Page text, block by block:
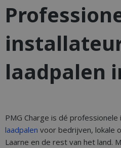
laadpalen
PMG Charge is dé professionele
laadpalen voor bedrijven, lokale
Laarne en de rest van het land.